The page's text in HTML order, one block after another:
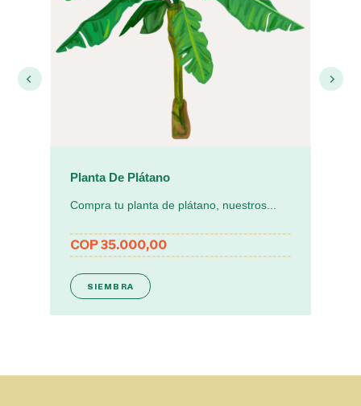
Planta De Plátano
Compra tu planta de plátano, nuestros...
COP 35.000,00
SIEMBRA